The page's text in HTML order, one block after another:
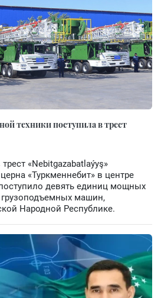
техники поступила в трест
«Nebitgazabatlaýyş»
«Туркменнебит» в центре
девять единиц мощных
машин,
Народной Республике.